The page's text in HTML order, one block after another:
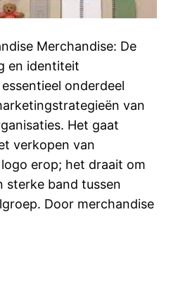
Merchandise: De
en identiteit
onderdeel
van
Het gaat
verkopen van
erop; het draait om
sterke band tussen
Door merchandise